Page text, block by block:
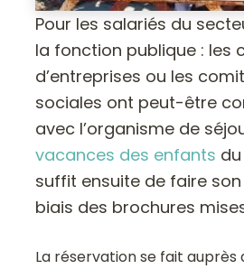
Pour les salariés du
la fonction publique : les
d’entreprises ou les
sociales ont peut-être
avec l’organisme de
vacances des enfants
suffit ensuite de faire
biais des brochures
La réservation se fait auprès